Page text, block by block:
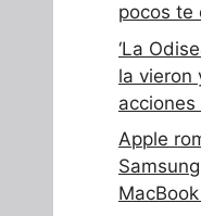
pocos te
‘La
la vieron
acciones
Apple